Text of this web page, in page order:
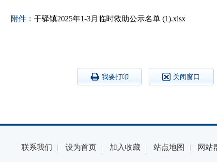
附件： 干驿镇2025年1-3月临时救助公示名单 (1).xlsx
我要打印 关闭窗口
联系我们 | 设为首页 | 加入收藏 | 站点地图 | 网站